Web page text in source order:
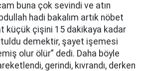
buna çok sevindi ve atın
hadi bakalım artık nöbet
küçük çişini 15 dakikaya kadar
demektir, şayet işemesi
olur ölür” dedi. Daha böyle
gerindi, kıvrandı, derken